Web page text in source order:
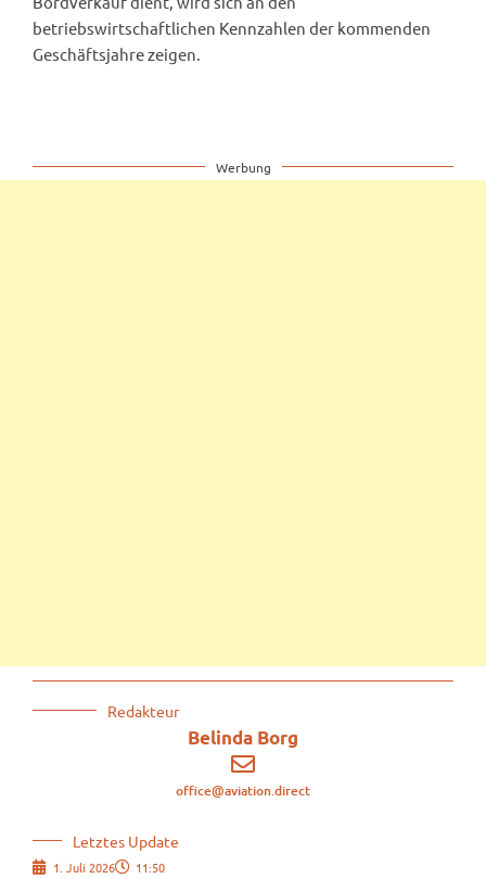
Redakteur
Belinda Borg
office@aviation.direct
Letztes Update
1. Juli 2026 11:50
betriebswirtschaftlichen Kennzahlen der kommenden
Geschäftsjahre zeigen.
Werbung